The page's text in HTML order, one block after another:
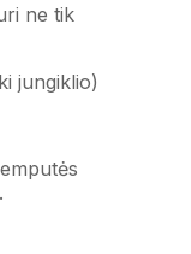
ne tik
jungiklio)